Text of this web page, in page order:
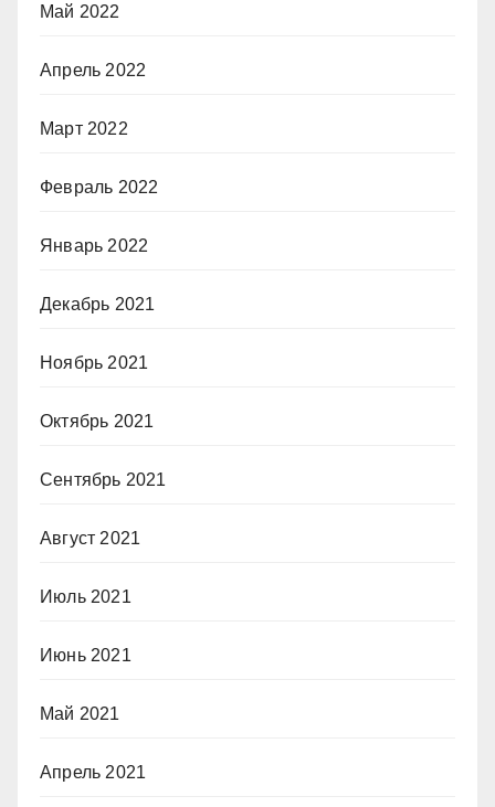
Май 2022
Апрель 2022
Март 2022
Февраль 2022
Январь 2022
Декабрь 2021
Ноябрь 2021
Октябрь 2021
Сентябрь 2021
Август 2021
Июль 2021
Июнь 2021
Май 2021
Апрель 2021